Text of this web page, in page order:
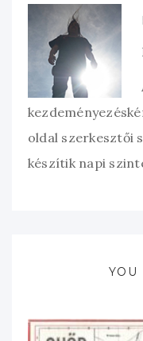
oldal szerkesztői
készítik napi
YOU